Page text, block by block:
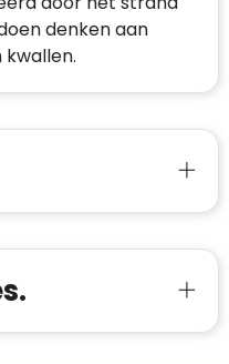
denken aan
kwallen.